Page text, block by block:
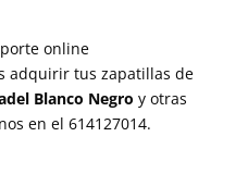
online
adquirir tus zapatillas de
Blanco Negro y otras
en el 614127014.